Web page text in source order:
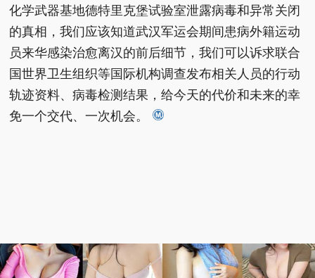
化学武器基地德特里克堡试验室泄露病毒和异常关闭
的真相，我们应该知道武汉军运会期间患病外籍运动
员来华感染治愈离汉的前后细节，我们可以诉求联合
国世界卫生组织等国际机构调查发布相关人员的行动
轨迹资料、病毒检测结果，给今天的代价和未来的幸
免一个交代、一次机会。